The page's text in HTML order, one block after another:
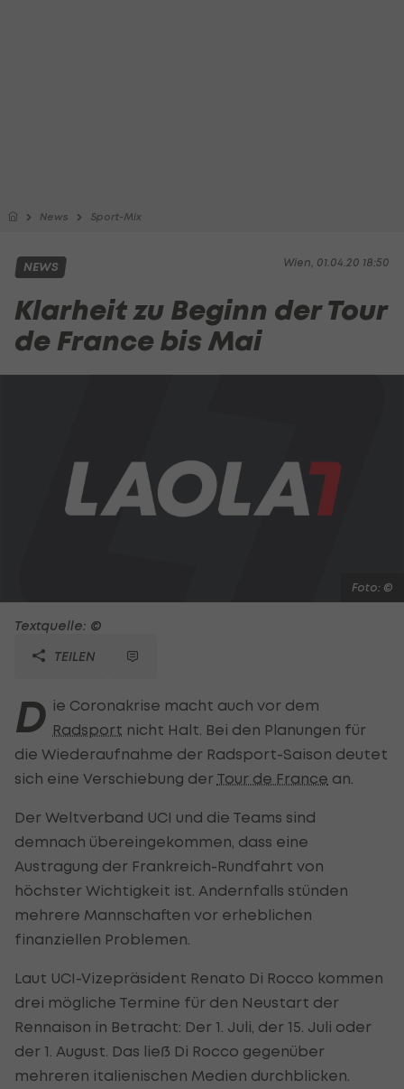
News Sport-Mix
Wien, 01.04.20 18:50
NEWS
Klarheit zu Beginn der Tour
de France bis Mai
Foto: ©
Textquelle: ©
TEILEN
D ie Coronakrise macht auch vor dem
Radsport nicht Halt. Bei den Planungen für
die Wiederaufnahme der Radsport-Saison deutet
sich eine Verschiebung der Tour de France an.
Der Weltverband UCI und die Teams sind
demnach übereingekommen, dass eine
Austragung der Frankreich-Rundfahrt von
höchster Wichtigkeit ist. Andernfalls stünden
mehrere Mannschaften vor erheblichen
finanziellen Problemen.
Laut UCI-Vizepräsident Renato Di Rocco kommen
drei mögliche Termine für den Neustart der
Rennaison in Betracht: Der 1. Juli, der 15. Juli oder
der 1. August. Das ließ Di Rocco gegenüber
mehreren italienischen Medien durchblicken.